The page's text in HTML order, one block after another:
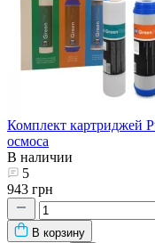
Комплект картриджей
осмоса
В наличии
5
943 грн
В корзину